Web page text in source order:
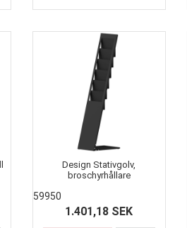
Design Stativgolv,
broschyrhållare
59950
1.401,18 SEK